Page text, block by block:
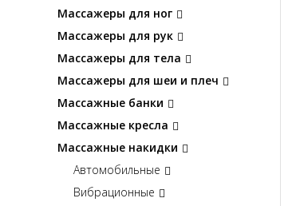
Массажеры для ног
Массажеры для рук
Массажеры для тела
Массажеры для шеи и плеч
Массажные банки
Массажные кресла
Массажные накидки
Автомобильные
Вибрационные